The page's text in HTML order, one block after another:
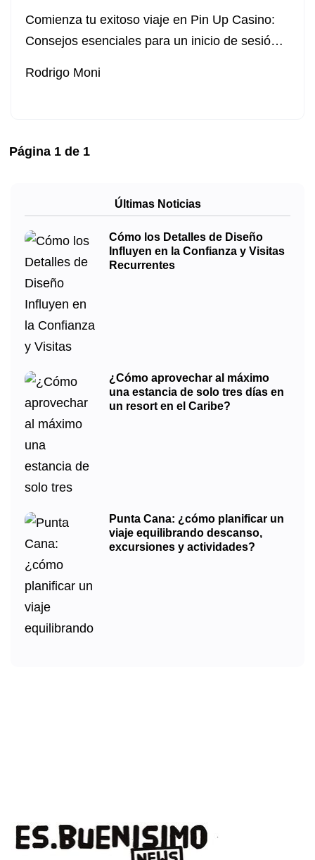
Comienza tu exitoso viaje en Pin Up Casino:
Consejos esenciales para un inicio de sesión
Rodrigo Moni
Página 1 de 1
Últimas Noticias
Cómo los Detalles de Diseño
Influyen en la Confianza y Visitas
Recurrentes
¿Cómo aprovechar al máximo
una estancia de solo tres días en
un resort en el Caribe?
Punta Cana: ¿cómo planificar un
viaje equilibrando descanso,
excursiones y actividades?